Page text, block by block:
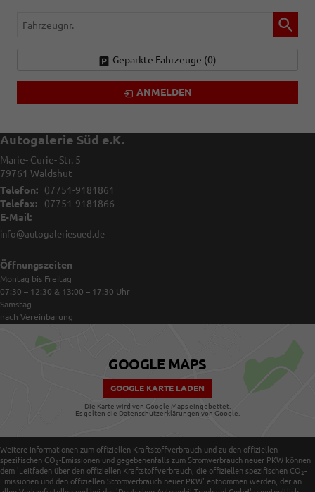
Fahrzeugnr.
Geparkte Fahrzeuge (0)
ANMELDEN
Autogalerie Süd e.K.
Marie- Curie- Str. 5
79761 Waldshut
Telefon:
07751-9181861
Telefax:
07751-9181866
E-Mail:
info@autogaleriesued.de
Öffnungszeiten
Montag bis Freitag
07:30 – 12:30 & 13:00 – 17:30 Uhr
Samstag
nach Vereinbarung
GOOGLE MAPS
GOOGLE KARTE LADEN
Die Karte wird von Google Maps eingebettet.
Es gelten die Datenschutzerklärungen von Google.
Weitere Informationen zum offiziellen Kraftstoffverbrauch und zu den offiziellen
spezifischen CO 2-Emissionen und gegebenenfalls zum Stromverbrauch neuer PKW können
dem 'Leitfaden über den offiziellen Kraftstoffverbrauch, die offiziellen spezifischen CO 2-
Emissionen und den offiziellen Stromverbrauch neuer PKW' entnommen werden, der an